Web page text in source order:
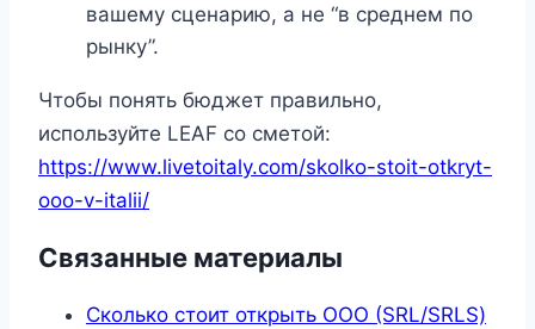
вашему сценарию, а не “в среднем по
рынку”.
Чтобы понять бюджет правильно,
используйте LEAF со сметой:
https://www.livetoitaly.com/skolko-stoit-otkryt-
ooo-v-italii/
Связанные материалы
Сколько стоит открыть ООО (SRL/SRLS)